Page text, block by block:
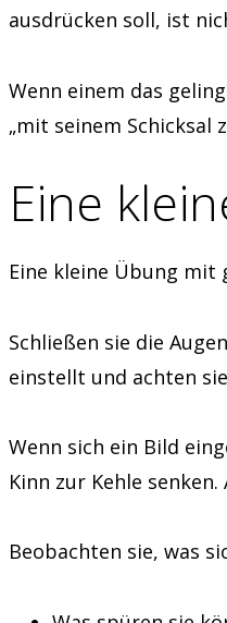
ausdrücken soll, ist
Wenn einem das
„mit seinem Schicksal
Eine
Eine kleine Übung mit
Schließen sie die
einstellt und achten
Wenn sich ein Bild
Kinn zur Kehle
Beobachten sie, was